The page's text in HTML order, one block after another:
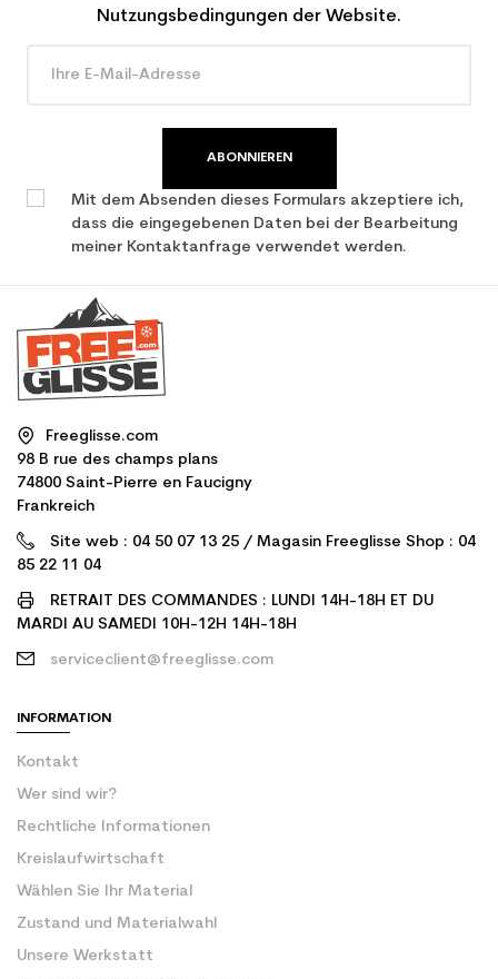
Nutzungsbedingungen der Website.
ABONNIEREN
Mit dem Absenden dieses Formulars akzeptiere ich,
dass die eingegebenen Daten bei der Bearbeitung
meiner Kontaktanfrage verwendet werden.
Freeglisse.com
98 B rue des champs plans
74800 Saint-Pierre en Faucigny
Frankreich
Site web : 04 50 07 13 25 / Magasin Freeglisse Shop : 04
85 22 11 04
RETRAIT DES COMMANDES : LUNDI 14H-18H ET DU
MARDI AU SAMEDI 10H-12H 14H-18H
serviceclient@freeglisse.com
INFORMATION
Kontakt
Wer sind wir?
Rechtliche Informationen
Kreislaufwirtschaft
Wählen Sie Ihr Material
Zustand und Materialwahl
Unsere Werkstatt